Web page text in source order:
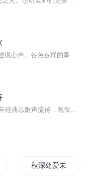
冥王当老公秋深处爱未央